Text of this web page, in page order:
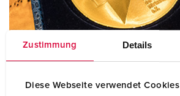
Zustimmung Details
Diese Webseite verwendet Cookies
Goldene AUMA Medaille